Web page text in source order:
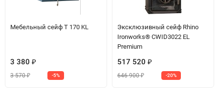
Мебельный сейф T 170 KL
3 380 ₽
3 570₽ -5%
Эксклюзивный сейф Rhino
Ironworks® CWID3022 EL
Premium
517 520 ₽
646 900₽ -20%